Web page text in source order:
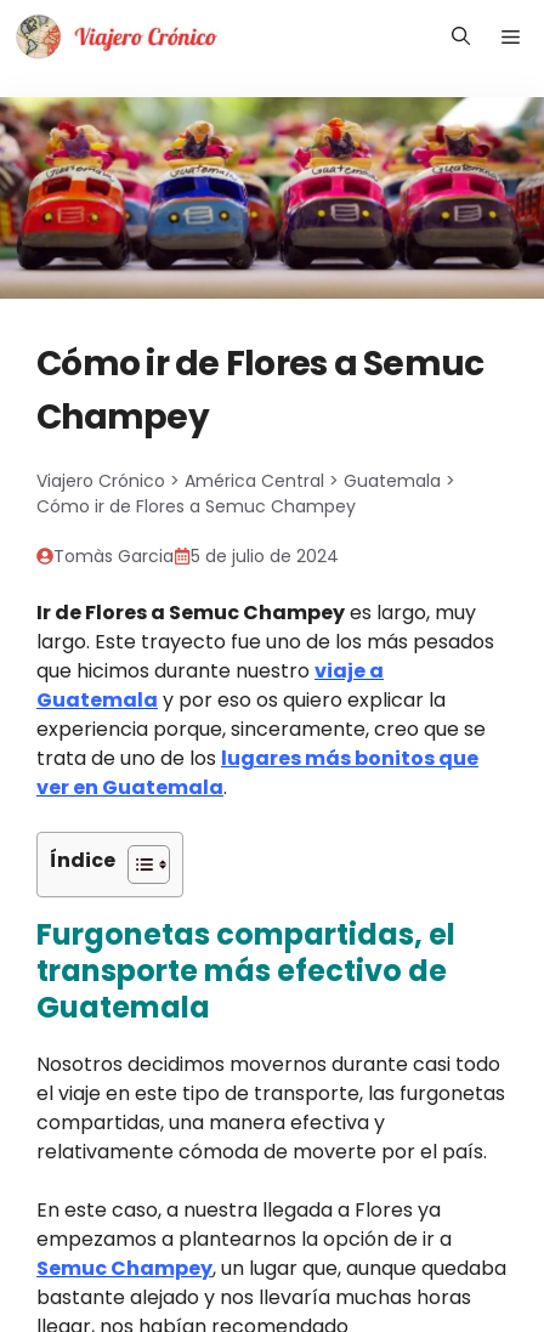
Saltar
Cómo ir de Flores a Semuc
Champey
Viajero Crónico > América Central > Guatemala >
Cómo ir de Flores a Semuc Champey
Tomàs Garcia 5 de julio de 2024
Ir de Flores a Semuc Champeyes largo, muy
largo. Este trayecto fue uno de los más pesados
que hicimos durante nuestroviaje a
Guatemala y por eso os quiero explicar la
experiencia porque, sinceramente, creo que se
trata de uno de los lugares más bonitos que
ver en Guatemala.
Índice
Furgonetas compartidas, el
transporte más efectivo de
Guatemala
Nosotros decidimos movernos durante casi todo
el viaje en este tipo de transporte, las furgonetas
compartidas, una manera efectiva y
relativamente cómoda de moverte por el país.
En este caso, a nuestra llegada a Flores ya
empezamos a plantearnos la opción de ir a
Semuc Champey, un lugar que, aunque quedaba
bastante alejado y nos llevaría muchas horas
llegar, nos habían recomendado